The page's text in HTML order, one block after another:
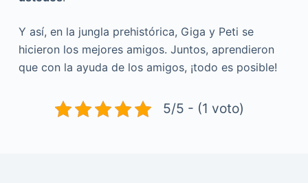
Y así, en la jungla prehistórica, Giga y Peti se
hicieron los mejores amigos. Juntos, aprendieron
que con la ayuda de los amigos, ¡todo es posible!
5/5 - (1 voto)